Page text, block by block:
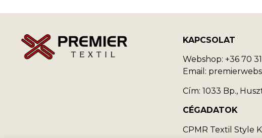
KAPCSOLAT
Webshop: +36 70
Email:
Cím: 1033 Bp.,
CÉGADATOK
CPMR Textil Style